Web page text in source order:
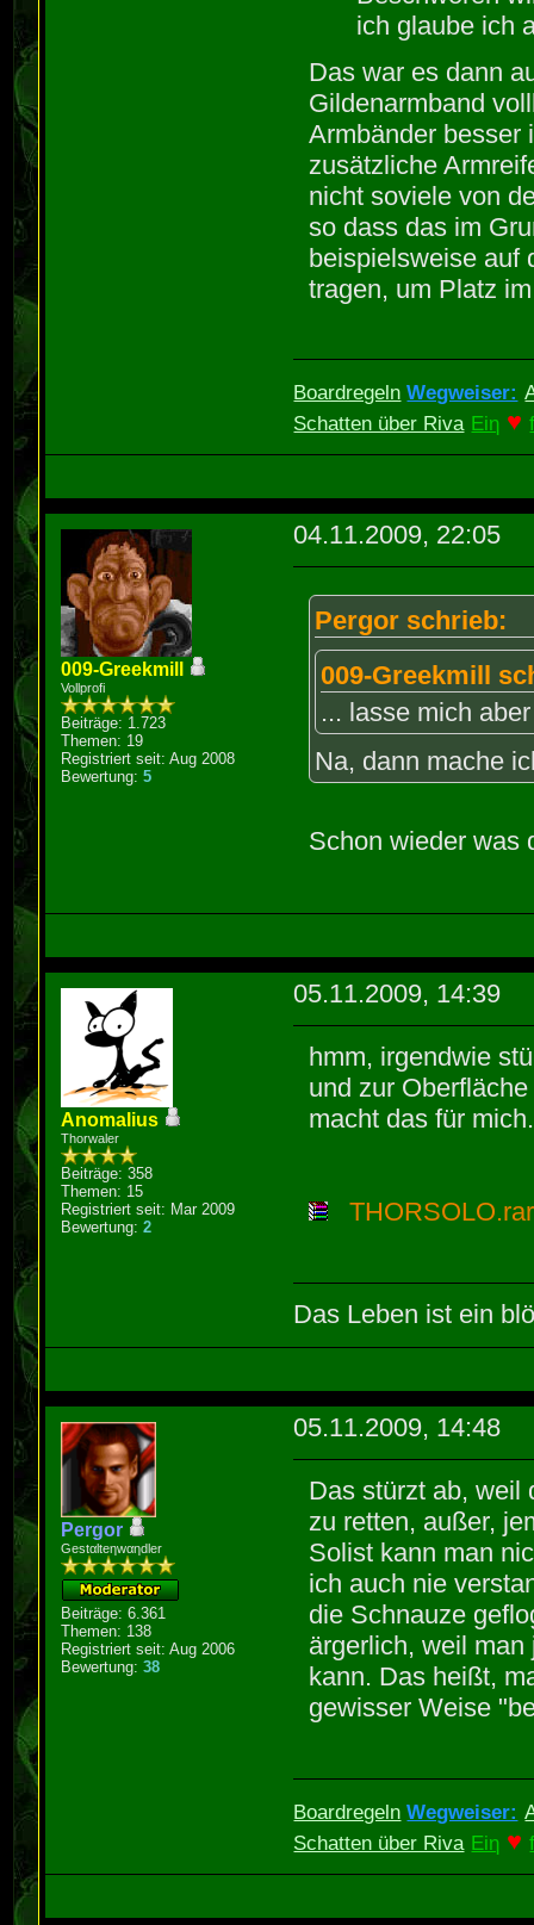
ich glaube ich
Das war es dann
Gildenarmband
Armbänder besser
zusätzliche
nicht soviele von
so dass das im
beispielsweise auf
tragen, um Platz
Boardregeln Wegweiser:
Schatten über Riva Eiη ♥
009-Greekmill
Vollprofi
Beiträge: 1.723
Themen: 19
Registriert seit: Aug 2008
Bewertung:5
04.11.2009, 22:05
Pergor schrieb:
009-Greekmill
... lasse mich
Na, dann mache
Schon wieder was
Anomalius
Thorwaler
Beiträge: 358
Themen: 15
Registriert seit: Mar 2009
Bewertung:2
05.11.2009, 14:39
hmm, irgendwie
und zur
macht das für mich.
THORSOLO.rar
Das Leben ist ein
Pergor
Gestαlteηwαηdler
Beiträge: 6.361
Themen: 138
Registriert seit: Aug 2006
Bewertung:38
05.11.2009, 14:48
Das stürzt ab, weil
zu retten, außer,
Solist kann man
ich auch nie
die Schnauze
ärgerlich, weil
kann. Das heißt,
gewisser Weise
Boardregeln Wegweiser:
Schatten über Riva Eiη ♥